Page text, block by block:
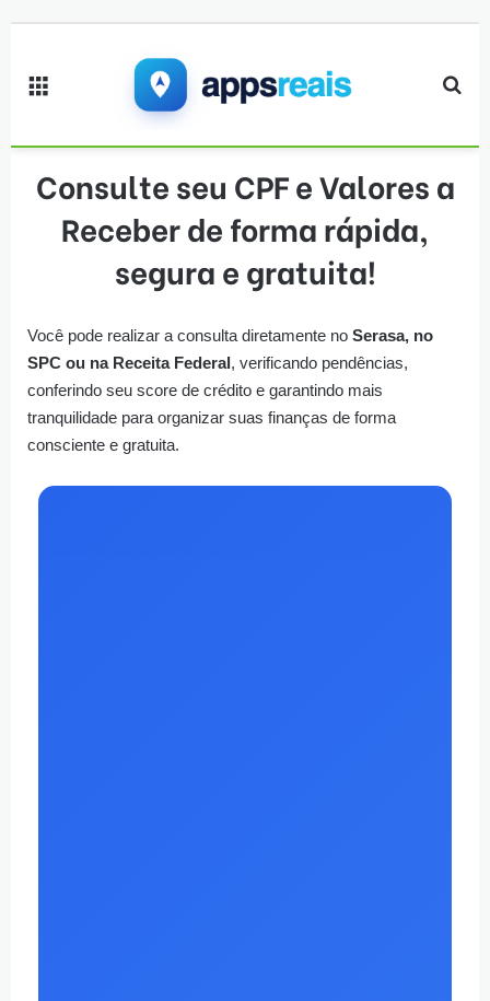
Consulte seu CPF e Valores a
Receber de forma rápida,
segura e gratuita!
Você pode realizar a consulta diretamente no Serasa, no
SPC ou na Receita Federal, verificando pendências,
conferindo seu score de crédito e garantindo mais
tranquilidade para organizar suas finanças de forma
consciente e gratuita.